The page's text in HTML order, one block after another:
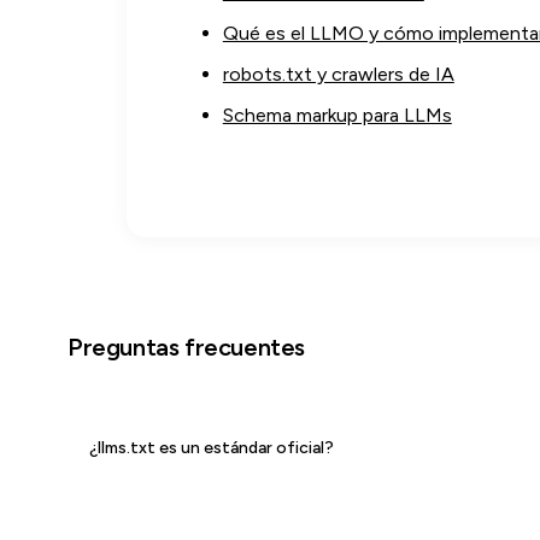
Qué es el LLMO y cómo
robots.txt y crawlers de IA
Schema markup para LLMs
Preguntas frecuentes
¿llms.txt es un estándar oficial?